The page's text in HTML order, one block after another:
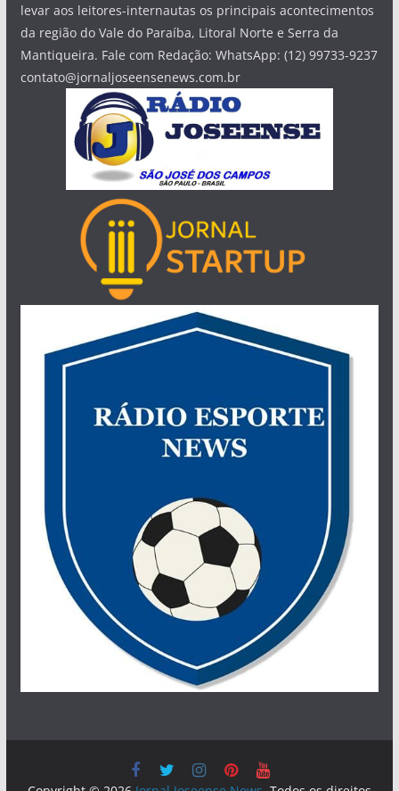
levar aos leitores-internautas os principais acontecimentos
da região do Vale do Paraíba, Litoral Norte e Serra da
Mantiqueira. Fale com Redação: WhatsApp: (12) 99733-9237
contato@jornaljoseensenews.com.br